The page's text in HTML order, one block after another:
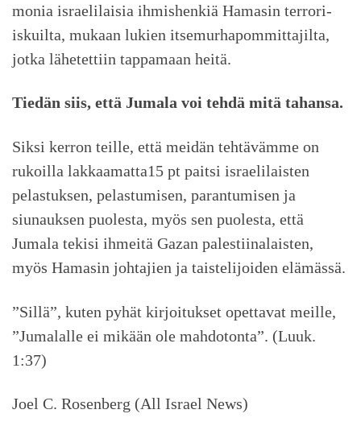
monia israelilaisia ihmishenkiä Hamasin terrori-
iskuilta, mukaan lukien itsemurhapommittajilta,
jotka lähetettiin tappamaan heitä.
Tiedän siis, että Jumala voi tehdä mitä tahansa.
Siksi kerron teille, että meidän tehtävämme on
rukoilla lakkaamatta15 pt paitsi israelilaisten
pelastuksen, pelastumisen, parantumisen ja
siunauksen puolesta, myös sen puolesta, että
Jumala tekisi ihmeitä Gazan palestiinalaisten,
myös Hamasin johtajien ja taistelijoiden elämässä.
”Sillä”, kuten pyhät kirjoitukset opettavat meille,
”Jumalalle ei mikään ole mahdotonta”. (Luuk.
1:37)
Joel C. Rosenberg (All Israel News)